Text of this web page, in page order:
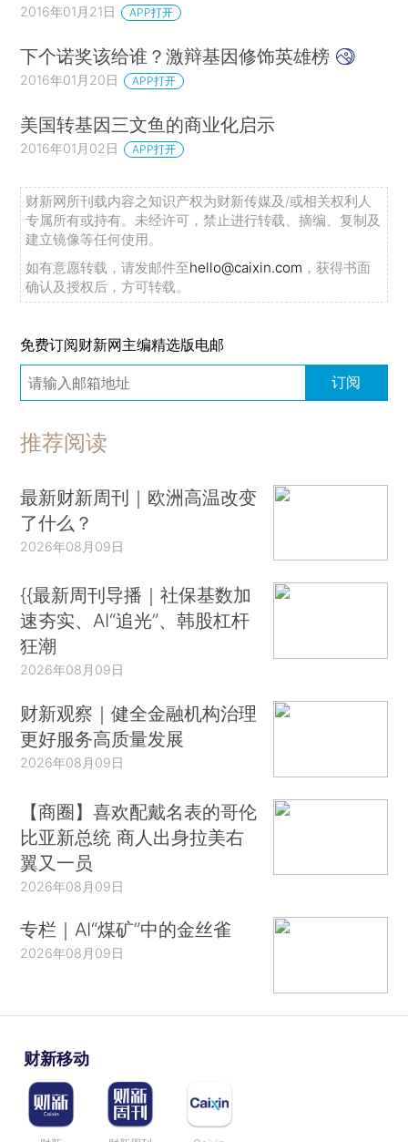
2016年01月21日 APP打开
下个诺奖该给谁？激辩基因修饰英雄榜
2016年01月20日 APP打开
美国转基因三文鱼的商业化启示
2016年01月02日 APP打开
财新网所刊载内容之知识产权为财新传媒及/或相关权利人
专属所有或持有。未经许可，禁止进行转载、摘编、复制及
建立镜像等任何使用。
如有意愿转载，请发邮件至hello@caixin.com ，获得书面
确认及授权后，方可转载。
免费订阅财新网主编精选版电邮
订阅
推荐阅读
最新财新周刊｜欧洲高温改变
了什么？
2026年08月09日
{{最新周刊导播｜社保基数加
速夯实、AI“追光”、韩股杠杆
狂潮
2026年08月09日
财新观察｜健全金融机构治理
更好服务高质量发展
2026年08月09日
【商圈】喜欢配戴名表的哥伦
比亚新总统 商人出身拉美右
翼又一员
2026年08月09日
专栏｜AI“煤矿”中的金丝雀
2026年08月09日
财新移动